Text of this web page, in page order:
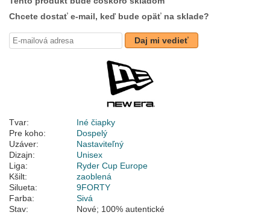
Chcete dostať e-mail, keď bude opäť na sklade?
Daj mi vedieť
Tvar:
Iné čiapky
Pre koho:
Dospelý
Uzáver:
Nastaviteľný
Dizajn:
Unisex
Liga:
Ryder Cup Europe
Kšilt:
zaoblená
Silueta:
9FORTY
Farba:
Sivá
Stav:
Nové; 100% autentické